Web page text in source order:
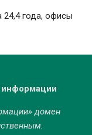
24,4 года, офисы
информации
домен